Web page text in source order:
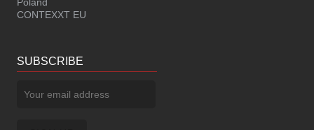
CONTEXXT EU
SUBSCRIBE